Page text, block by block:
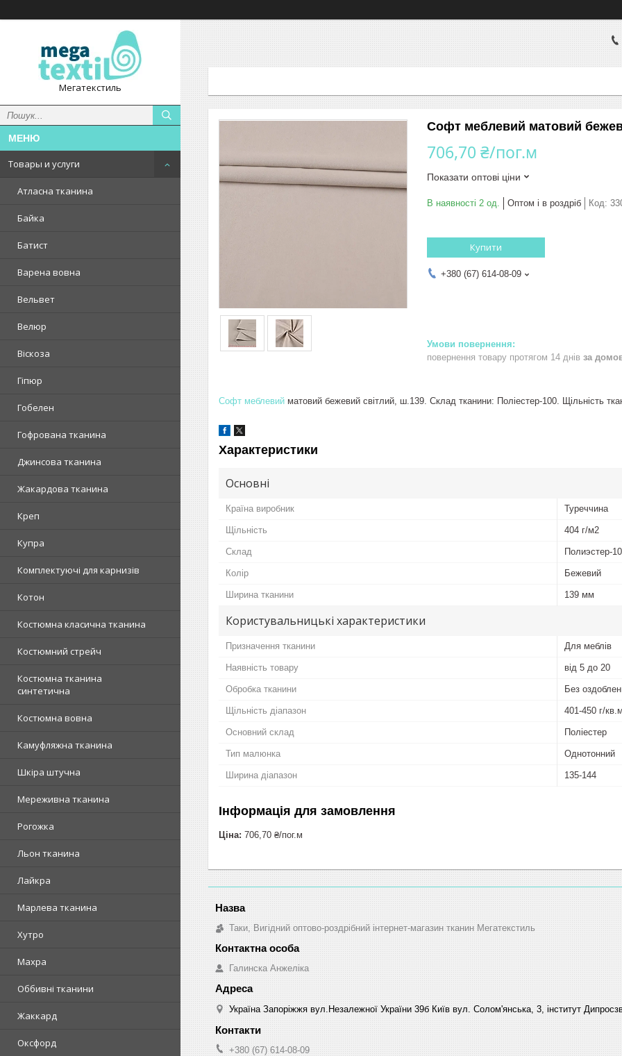
Мегатекстиль
Товары и услуги
Атласна тканина
Байка
Батист
Варена вовна
Вельвет
Велюр
Віскоза
Гіпюр
Гобелен
Гофрована тканина
Джинсова тканина
Жакардова тканина
Креп
Купра
Комплектуючі для карнизів
Котон
Костюмна класична тканина
Костюмний стрейч
Костюмна тканина
синтетична
Костюмна вовна
Камуфляжна тканина
Шкіра штучна
Мереживна тканина
Рогожка
Льон тканина
Лайкра
Марлева тканина
Хутро
Махра
Оббивні тканини
Жаккард
Оксфорд
Софт меблевий матовий
706,70 ₴/пог.м
Показати оптові ціни
В наявності 2 од. Оптом і в роздріб Код:
Купити
+380 (67) 614-08-09
повернення товару протягом 14 днів за
Софт меблевий матовий бежевий світлий, ш.139. Склад тканини: Поліестер-100. Щільність
Характеристики
Основні
Країна виробник Туреччина
Щільність 404 г/м2
Склад Полиэстер-
Колір Бежевий
Ширина тканини 139 мм
Користувальницькі характеристики
Призначення тканини Для меблів
Наявність товару від 5 до 20
Обробка тканини Без
Щільність діапазон 401-450 г/
Основний склад Поліестер
Тип малюнка Однотонний
Ширина діапазон 135-144
Інформація для замовлення
Ціна: 706,70 ₴/пог.м
Таки, Вигідний оптово-роздрібний інтернет-магазин тканин Мегатекстиль
Галинска Анжеліка
Україна Запоріжжя вул.Незалежної України 39б Київ вул. Солом'янська, 3, інститут
+380 (67) 614-08-09